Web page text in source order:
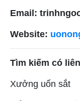
Email:
Website:
Tìm kiếm có
Xưởng uốn sắt